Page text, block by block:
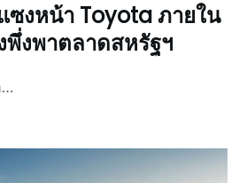
ซงหน้า Toyota ภายใน
พึ่งพาตลาดสหรัฐฯ